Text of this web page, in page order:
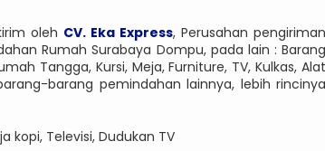
oleh CV. Eka Express, Perusahan pengiriman
Rumah Surabaya Dompu, pada lain : Barang
Tangga, Kursi, Meja, Furniture, TV, Kulkas, Alat
barang pemindahan lainnya, lebih rincinya
kopi, Televisi, Dudukan TV